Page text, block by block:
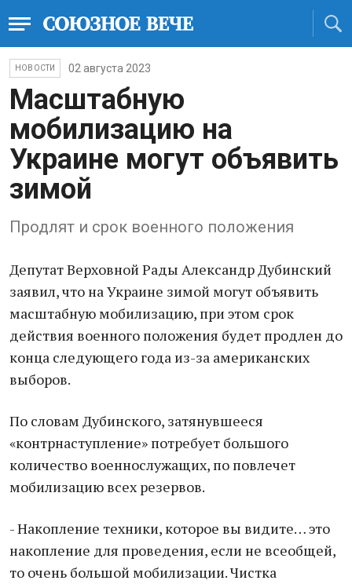
НОВОСТИ 02 августа 2023
Масштабную
мобилизацию на
Украине могут объявить
зимой
Продлят и срок военного положения
Депутат Верховной Рады Александр Дубинский
заявил, что на Украине зимой могут объявить
масштабную мобилизацию, при этом срок
действия военного положения будет продлен до
конца следующего года из-за американских
выборов.
По словам Дубинского, затянувшееся
«контрнаступление» потребует большого
количество военнослужащих, по повлечет
мобилизацию всех резервов.
- Накопление техники, которое вы видите… это
накопление для проведения, если не всеобщей,
то очень большой мобилизации. Чистка